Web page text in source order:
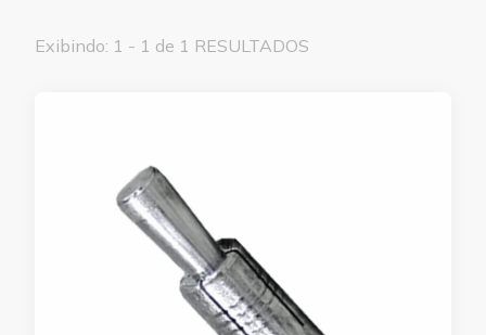
Exibindo: 1 - 1 de 1 RESULTADOS